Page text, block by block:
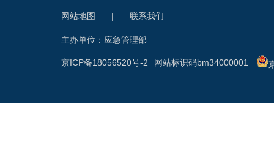
网站地图 | 联系我们
主办单位：应急管理部
网站标识码bm34000001
京ICP备18056520号-2